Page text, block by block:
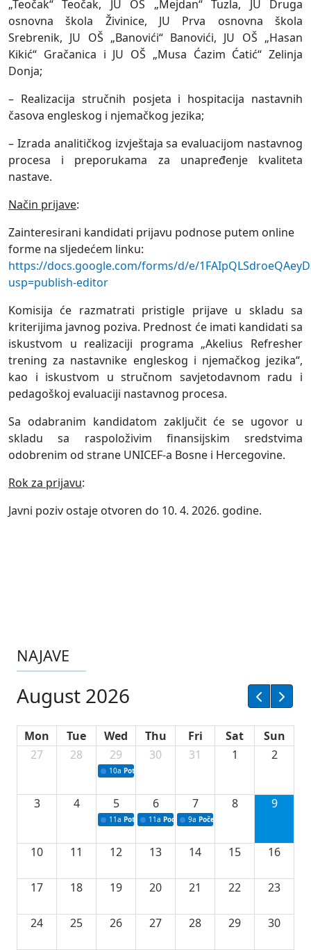
„Teočak“ Teočak, JU OŠ „Mejdan“ Tuzla, JU Druga
osnovna škola Živinice, JU Prva osnovna škola
Srebrenik, JU OŠ „Banovići“ Banovići, JU OŠ „Hasan
Kikić“ Gračanica i JU OŠ „Musa Ćazim Ćatić“ Zelinja
Donja;
– Realizacija stručnih posjeta i hospitacija nastavnih
časova engleskog i njemačkog jezika;
– Izrada analitičkog izvještaja sa evaluacijom nastavnog
procesa i preporukama za unapređenje kvaliteta
nastave.
Način prijave:
Zainteresirani kandidati prijavu podnose putem online
forme na sljedećem linku:
https://docs.google.com/forms/d/e/
usp=publish-editor
Komisija će razmatrati pristigle prijave u skladu sa
kriterijima javnog poziva. Prednost će imati kandidati sa
iskustvom u realizaciji programa „Akelius Refresher
trening za nastavnike engleskog i njemačkog jezika“,
kao i iskustvom u stručnom savjetodavnom radu i
pedagoškoj evaluaciji nastavnog procesa.
Sa odabranim kandidatom zaključit će se ugovor u
skladu sa raspoloživim finansijskim sredstvima
odobrenim od strane UNICEF-a Bosne i Hercegovine.
Rok za prijavu:
Javni poziv ostaje otvoren do 10. 4. 2026. godine.
NAJAVE
August 2026
Mon Tue Wed Thu Fri Sat
Sun
27
28 29
10a Potpisivanje ugovora sa neprofitnim
30 31 1 2
3 4 5
11a Potpisivanje ugovora o stipendijama za
6
11a Podrška razvoju vodne infrastrukture u
7
9a Početak izgradnje nove
8 9
10 11 12 13 14 15 16
17 18 19 20 21 22 23
24 25 26 27 28 29 30